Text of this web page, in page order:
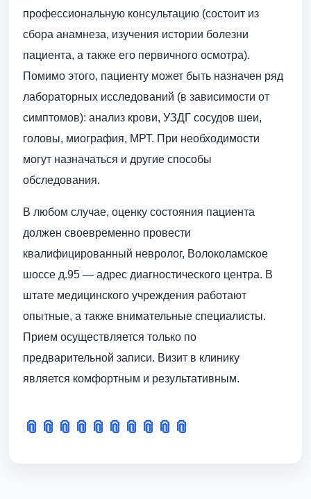
профессиональную консультацию (состоит из
сбора анамнеза, изучения истории болезни
пациента, а также его первичного осмотра).
Помимо этого, пациенту может быть назначен ряд
лабораторных исследований (в зависимости от
симптомов): анализ крови, УЗДГ сосудов шеи,
головы, миография, МРТ. При необходимости
могут назначаться и другие способы
обследования.
В любом случае, оценку состояния пациента
должен своевременно провести
квалифицированный невролог, Волоколамское
шоссе д.95 — адрес диагностического центра. В
штате медицинского учреждения работают
опытные, а также внимательные специалисты.
Прием осуществляется только по
предварительной записи. Визит в клинику
является комфортным и результативным.
📎 📎 📎 📎 📎 📎 📎 📎 📎 📎